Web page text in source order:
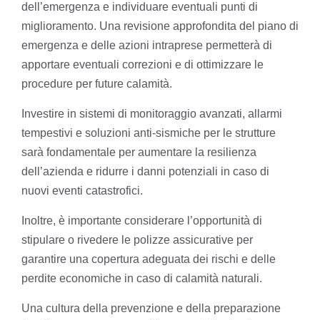
dell’emergenza e individuare eventuali punti di
miglioramento. Una revisione approfondita del piano di
emergenza e delle azioni intraprese permetterà di
apportare eventuali correzioni e di ottimizzare le
procedure per future calamità.
Investire in sistemi di monitoraggio avanzati, allarmi
tempestivi e soluzioni anti-sismiche per le strutture
sarà fondamentale per aumentare la resilienza
dell’azienda e ridurre i danni potenziali in caso di
nuovi eventi catastrofici.
Inoltre, è importante considerare l’opportunità di
stipulare o rivedere le polizze assicurative per
garantire una copertura adeguata dei rischi e delle
perdite economiche in caso di calamità naturali.
Una cultura della prevenzione e della preparazione